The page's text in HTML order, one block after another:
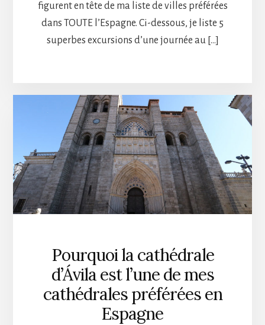
figurent en tête de ma liste de villes préférées
dans TOUTE l’Espagne. Ci-dessous, je liste 5
superbes excursions d’une journée au […]
Pourquoi la cathédrale
d’Ávila est l’une de mes
cathédrales préférées en
Espagne